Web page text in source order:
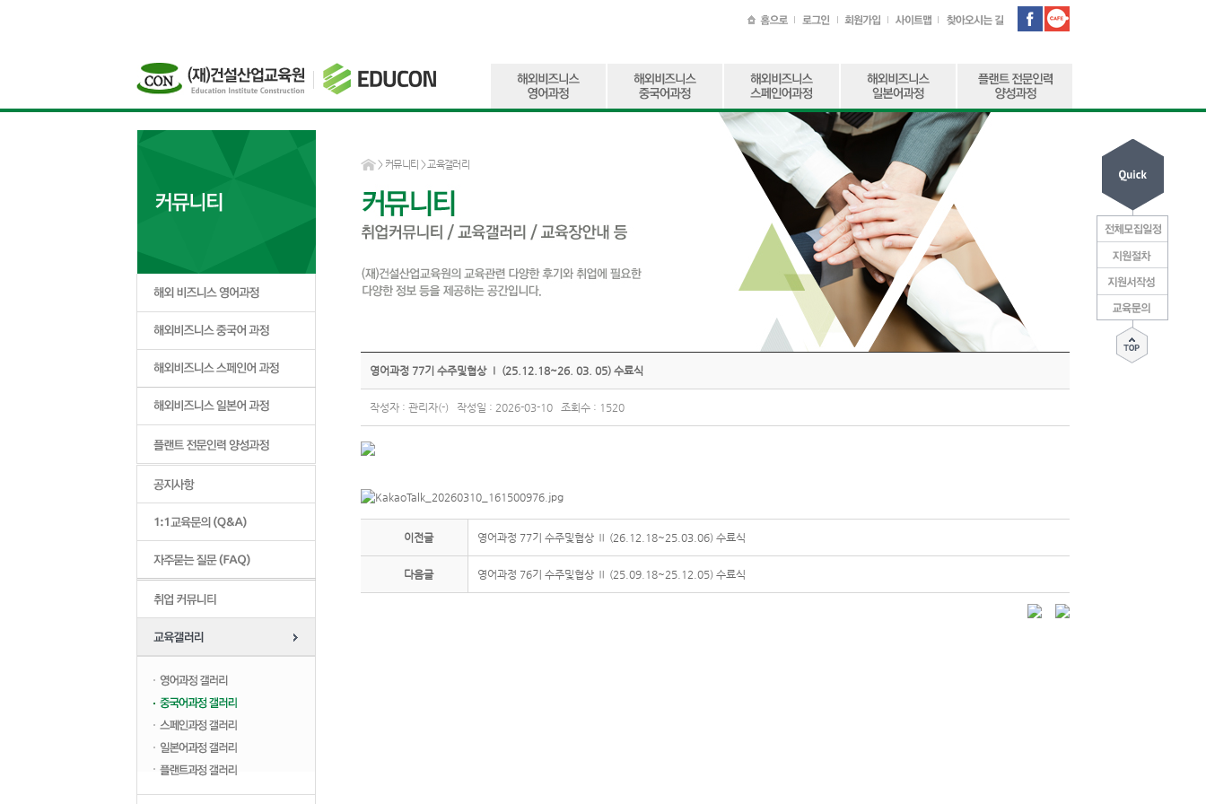
> 커뮤니티 > 교육갤러리
영어과정 77기 수주및협상 Ⅰ (25.12.18~26. 03. 05) 수료식
작성자 : 관리자(-) 작성일 : 2026-03-10 조회수 : 1520
이전글 영어과정 77기 수주및협상 Ⅱ (26.12.18~25.03.06) 수료식
다음글 영어과정 76기 수주및협상 Ⅱ (25.09.18~25.12.05) 수료식